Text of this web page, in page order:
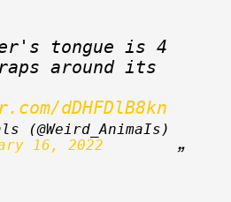
tongue is 4
around its
dDHFDlB8kn
16, 2022